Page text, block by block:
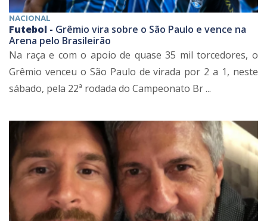
NACIONAL
Futebol - Grêmio vira sobre o São Paulo e vence na
Arena pelo Brasileirão
Na raça e com o apoio de quase 35 mil torcedores, o
Grêmio venceu o São Paulo de virada por 2 a 1, neste
sábado, pela 22ª rodada do Campeonato Br ...